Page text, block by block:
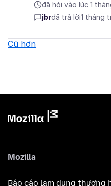
đã hỏi vào lúc 1
jbrđã trả lời1 tháng
Cũ hơn
Mozilla
Báo cáo lạm dụng thương